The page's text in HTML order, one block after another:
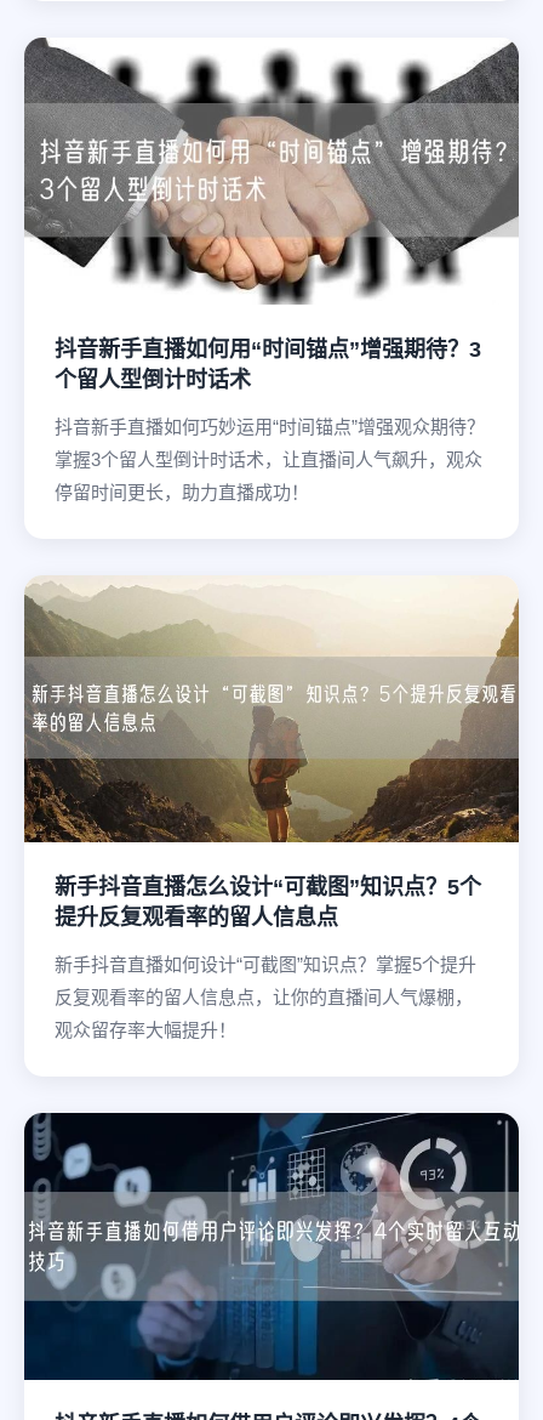
抖音新手直播如何用“时间锚点”增强期待？3
个留人型倒计时话术
抖音新手直播如何巧妙运用“时间锚点”增强观众期待？
掌握3个留人型倒计时话术，让直播间人气飙升，观众
停留时间更长，助力直播成功！
新手抖音直播怎么设计“可截图”知识点？5个
提升反复观看率的留人信息点
新手抖音直播如何设计“可截图”知识点？掌握5个提升
反复观看率的留人信息点，让你的直播间人气爆棚，
观众留存率大幅提升！